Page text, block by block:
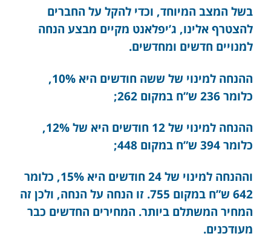
בשל המצב המיוחד, וכדי להקל על החברים
להצטרף אלינו, ג’יפלאנט מקיים מבצע הנחה
למנויים חדשים ומחדשים.
ההנחה למינוי של ששה חודשים היא 10%,
כלומר 236 ש”ח במקום 262;
ההנחה למינוי של 12 חודשים היא של 12%,
כלומר 394 ש”ח במקום 448;
וההנחה למינוי של 24 חודשים היא 15%, כלומר
642 ש”ח במקום 755. זו הנחה על הנחה, ולכן זה
המחיר המשתלם ביותר. המחירים החדשים כבר
מעודכנים.